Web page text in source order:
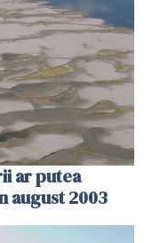
ar putea
august 2003